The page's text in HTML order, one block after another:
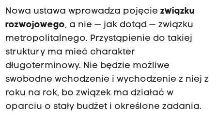
Nowa ustawa wprowadza pojęcie związku
rozwojowego, a nie — jak dotąd — związku
metropolitalnego. Przystąpienie do takiej
struktury ma mieć charakter
długoterminowy. Nie będzie możliwe
swobodne wchodzenie i wychodzenie z niej z
roku na rok, bo związek ma działać w
oparciu o stały budżet i określone zadania.